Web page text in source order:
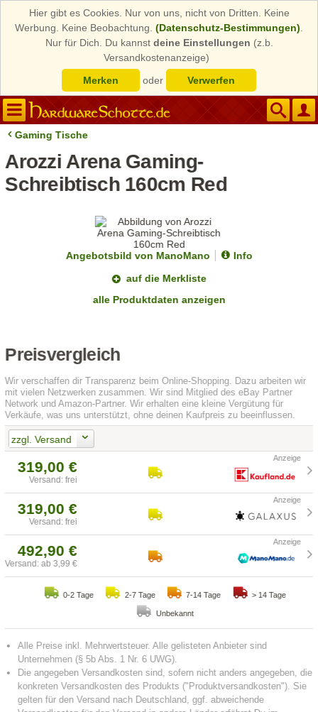
Hier gibt es Cookies. Nur von uns, nicht von Dritten. Keine
Werbung. Keine Beobachtung. (Datenschutz-Bestimmungen)
Nur für Dich. Du kannst deine Einstellungen (z.b.
Versandkostenanzeige)
Merken
oder Verwerfen
Gaming Tische
Arozzi Arena Gaming-
Schreibtisch 160cm Red
Angebotsbild von ManoMano
Info
auf die Merkliste
alle Produktdaten anzeigen
Preisvergleich
Wir verschaffen dir Transparenz beim Online-Shopping. Dazu arbeiten wir
mit vielen Netzwerken zusammen. Wir sind Mitglied des eBay Partner
Network und Amazon-Partner. Wir erhalten eine kleine Vergütung für
Verkäufe, was uns unterstützt, ohne deinen Kaufpreis zu beeinflussen.
zzgl. Versand
319,00 €
Versand: frei
319,00 €
Versand: frei
492,90 €
Versand: ab 3,99 €
0-2 Tage 2-7 Tage 7-14 Tage > 14 Tage
Unbekannt